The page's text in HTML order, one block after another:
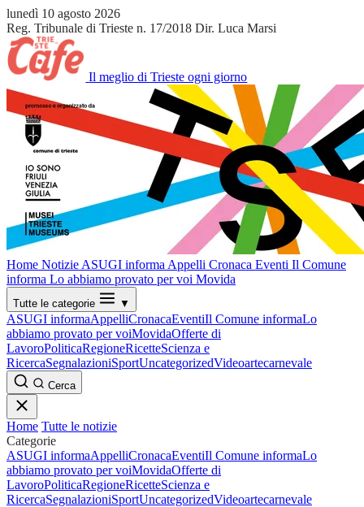
lunedì 10 agosto 2026
Reg. Tribunale di Trieste n. 17/2018 Dir. Luca Marsi
Il meglio di Trieste ogni giorno
Home Notizie ASUGI informa Appelli Cronaca Eventi Il Comune
informa Lo abbiamo provato per voi Movida
Tutte le categorie ▼
ASUGI informaAppelliCronacaEventiIl Comune informaLo
abbiamo provato per voiMovidaOfferte di
LavoroPoliticaRegioneRicetteScienza e
RicercaSegnalazioniSportUncategorizedVideoartecarnevale
Cerca
Home Tutte le notizie
Categorie
ASUGI informaAppelliCronacaEventiIl Comune informaLo
abbiamo provato per voiMovidaOfferte di
LavoroPoliticaRegioneRicetteScienza e
RicercaSegnalazioniSportUncategorizedVideoartecarnevale